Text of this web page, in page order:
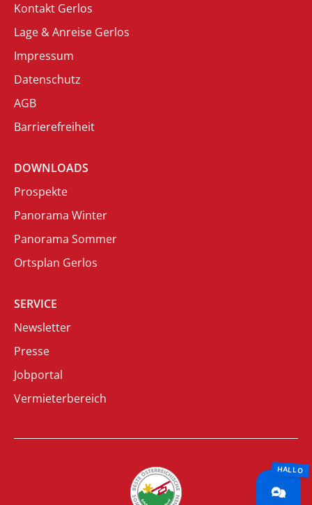
Kontakt Gerlos
Lage & Anreise Gerlos
Impressum
Datenschutz
AGB
Barrierefreiheit
DOWNLOADS
Prospekte
Panorama Winter
Panorama Sommer
Ortsplan Gerlos
SERVICE
Newsletter
Presse
Jobportal
Vermieterbereich